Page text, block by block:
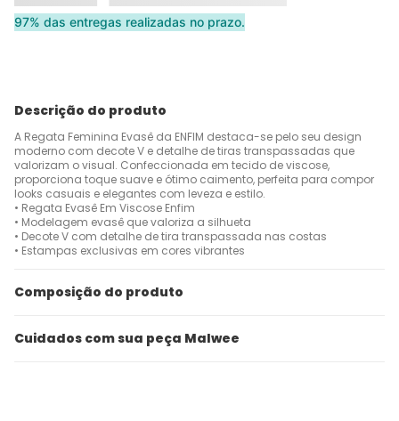
97% das entregas realizadas no prazo.
Descrição do produto
A Regata Feminina Evasê da ENFIM destaca-se pelo seu design
moderno com decote V e detalhe de tiras transpassadas que
valorizam o visual. Confeccionada em tecido de viscose,
proporciona toque suave e ótimo caimento, perfeita para compor
looks casuais e elegantes com leveza e estilo.
• Regata Evasê Em Viscose Enfim
• Modelagem evasê que valoriza a silhueta
• Decote V com detalhe de tira transpassada nas costas
• Estampas exclusivas em cores vibrantes
Composição do produto
Cuidados com sua peça Malwee